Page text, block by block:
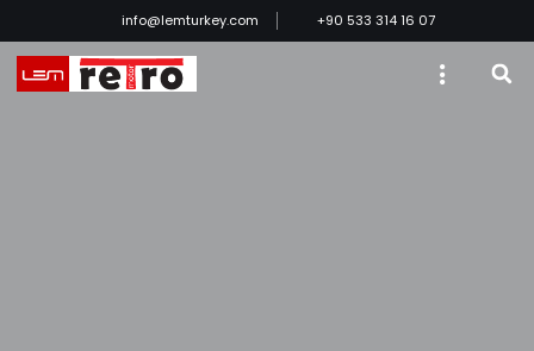
info@lemturkey.com +90 533 314 16 07